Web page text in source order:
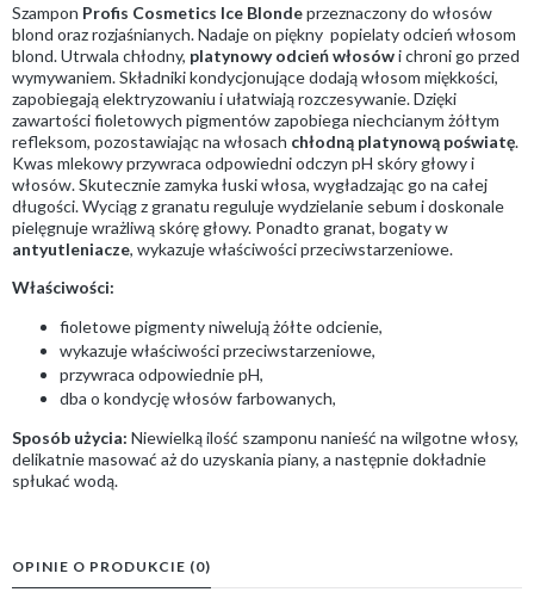
Szampon Profis Cosmetics Ice Blondeprzeznaczony do włosów
blond oraz rozjaśnianych. Nadaje on piękny popielaty odcień włosom
blond. Utrwala chłodny, platynowy odcień włosówi chroni go przed
wymywaniem. Składniki kondycjonujące dodają włosom miękkości,
zapobiegają elektryzowaniu i ułatwiają rozczesywanie. Dzięki
zawartości fioletowych pigmentów zapobiega niechcianym żółtym
refleksom, pozostawiając na włosach chłodną platynową poświatę.
Kwas mlekowy przywraca odpowiedni odczyn pH skóry głowy i
włosów. Skutecznie zamyka łuski włosa, wygładzając go na całej
długości. Wyciąg z granatu reguluje wydzielanie sebum i doskonale
pielęgnuje wrażliwą skórę głowy. Ponadto granat, bogaty w
antyutleniacze, wykazuje właściwości przeciwstarzeniowe.
Właściwości:
fioletowe pigmenty niwelują żółte odcienie,
wykazuje właściwości przeciwstarzeniowe,
przywraca odpowiednie pH,
dba o kondycję włosów farbowanych,
Sposób użycia: Niewielką ilość szamponu nanieść na wilgotne włosy,
delikatnie masować aż do uzyskania piany, a następnie dokładnie
spłukać wodą.
OPINIE O PRODUKCIE (0)